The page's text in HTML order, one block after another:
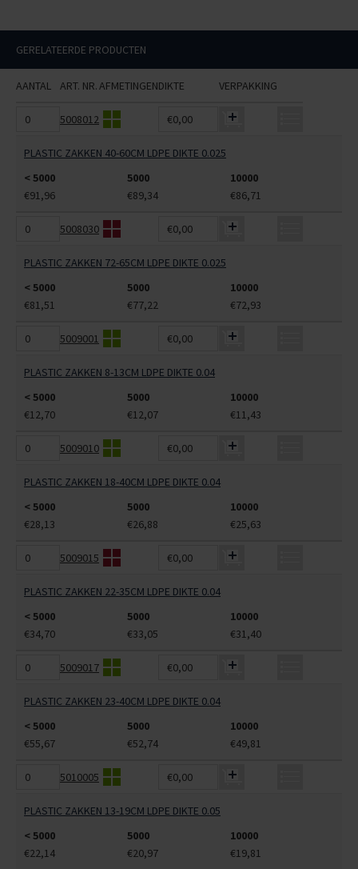
GERELATEERDE PRODUCTEN
AANTAL ART. NR.AFMETINGENDIKTE VERPAKKING
5008012 €0,00
PLASTIC ZAKKEN 40-60CM LDPE DIKTE 0.025
< 5000
5000
10000
€91,96
€89,34 €86,71
5008030 €0,00
PLASTIC ZAKKEN 72-65CM LDPE DIKTE 0.025
< 5000
5000
10000
€81,51
€77,22 €72,93
5009001 €0,00
PLASTIC ZAKKEN 8-13CM LDPE DIKTE 0.04
< 5000
5000
10000
€12,70
€12,07 €11,43
5009010 €0,00
PLASTIC ZAKKEN 18-40CM LDPE DIKTE 0.04
< 5000
5000
10000
€28,13
€26,88 €25,63
5009015 €0,00
PLASTIC ZAKKEN 22-35CM LDPE DIKTE 0.04
< 5000
5000
10000
€34,70
€33,05 €31,40
5009017 €0,00
PLASTIC ZAKKEN 23-40CM LDPE DIKTE 0.04
< 5000
5000
10000
€55,67
€52,74 €49,81
5010005 €0,00
PLASTIC ZAKKEN 13-19CM LDPE DIKTE 0.05
< 5000
5000
10000
€22,14
€20,97 €19,81